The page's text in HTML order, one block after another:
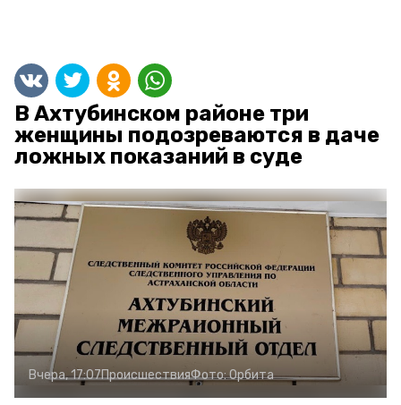
В Ахтубинском районе три
женщины подозреваются в даче
ложных показаний в суде
Вчера, 17:07ПроисшествияФото:Орбита